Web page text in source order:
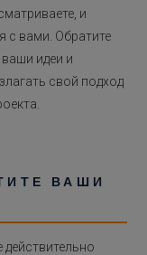
и
с вами. Обратите
идеи и
свой подход
ВАШИ